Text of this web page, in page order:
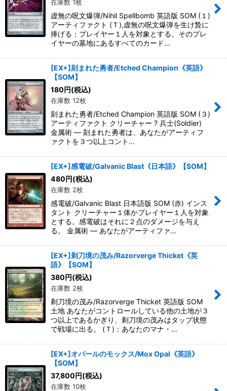
在庫数 1枚
虚無の呪文爆弾/Nihil Spellbomb 英語版 SOM (１)
アーティファクト (Ｔ),虚無の呪文爆弾を生け贄に
捧げる：プレイヤー１人を対象とする。そのプレ
イヤーの墓地にあるすべてのカード…
[EX+]刻まれた勇者/Etched Champion《英語》
【SOM】
180円(税込)
在庫数 12枚
刻まれた勇者/Etched Champion 英語版 SOM (３)
アーティファクト クリーチャー ? 兵士(Soldier)
金属術 ― 刻まれた勇者は、あなたがアーティフ
ァクトを３つ以上コント…
[EX+]感電破/Galvanic Blast《日本語》【SOM】
480円(税込)
在庫数 2枚
感電破/Galvanic Blast 日本語版 SOM (赤) インス
タント クリーチャー１体かプレイヤー１人を対象
とする。感電破はそれに２点のダメージを与え
る。 金属術 ― あなたがアーティファ…
[EX+]剃刀境の茂み/Razorverge Thicket《英
語》【SOM】
380円(税込)
在庫数 2枚
剃刀境の茂み/Razorverge Thicket 英語版 SOM
土地 あなたがコントロールしている他の土地が３
つ以上であるかぎり、剃刀境の茂みはタップ状態
で戦場に出る。 (Ｔ)：あなたのマナ・…
[EX+]オパールのモックス/Mox Opal《英語》
【SOM】
37,800円(税込)
在庫数 10枚